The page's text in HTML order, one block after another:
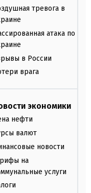
тревога в
атака по
в России
врага
экономики
нефти
валют
новости
на
услуги